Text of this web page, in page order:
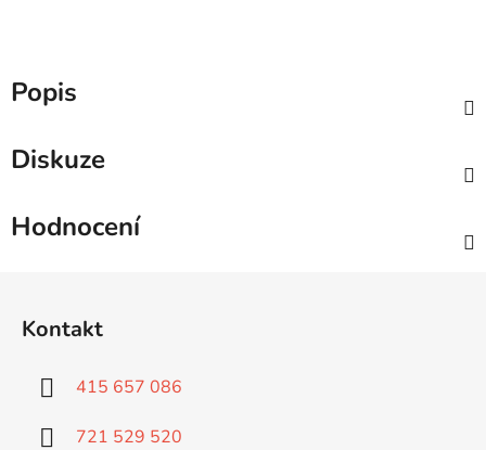
Popis
Diskuze
Hodnocení
Kontakt
415 657 086
721 529 520